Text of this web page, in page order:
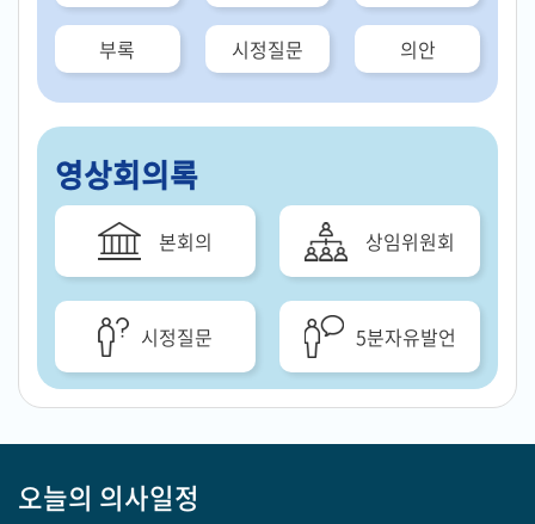
부록 시정질문 의안
영상회의록
본회의 상임위원회
시정질문 5분자유발언
오늘의 의사일정